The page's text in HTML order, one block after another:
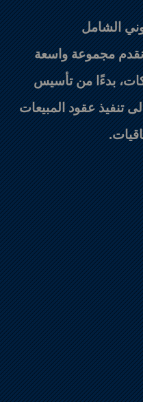
الشامل
مجموعة واسعة
بدءًا من تأسيس
تنفيذ عقود المبيعات